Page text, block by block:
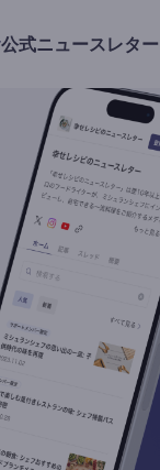
公式ニュースレター